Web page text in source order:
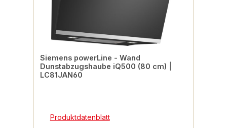
Siemens powerLine - Wand
Dunstabzugshaube iQ500 (80 cm) |
LC81JAN60
Produktdatenblatt